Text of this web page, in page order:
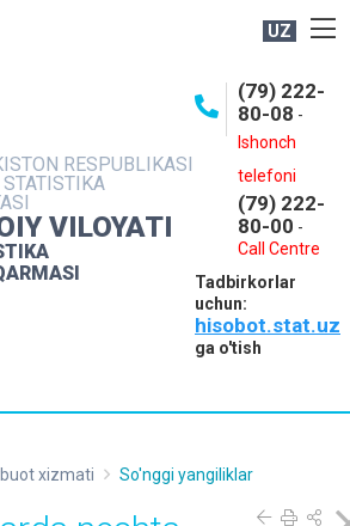
UZ
RESPUBLIKASI
VILOYATI
(79) 222-
80-08 -
Ishonch
telefoni
(79) 222-
80-00 -
Call Centre
Tadbirkorlar
uchun:
hisobot.stat.uz
ga o'tish
MA'LUMOTLAR
XIZMATLAR
MUROJAATLAR
xizmati So'nggi yangiliklar